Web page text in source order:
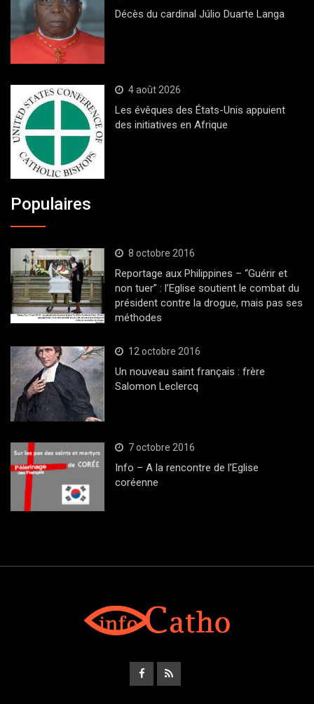
Décès du cardinal Júlio Duarte Langa
4 août 2026
Les évêques des États-Unis appuient
des initiatives en Afrique
Populaires
8 octobre 2016
Reportage aux Philippines – “Guérir et
non tuer” : l’Eglise soutient le combat du
président contre la drogue, mais pas ses
méthodes
12 octobre 2016
Un nouveau saint français : frère
Salomon Leclercq
7 octobre 2016
Info – A la rencontre de l’Eglise
coréenne